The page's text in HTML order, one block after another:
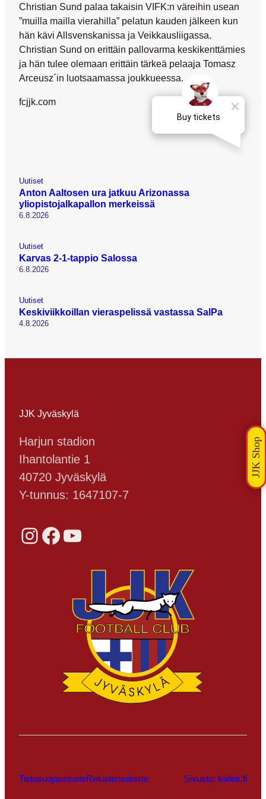
Christian Sund palaa takaisin VIFK:n väreihin usean
”muilla mailla vierahilla” pelatun kauden jälkeen kun
hän kävi Allsvenskanissa ja Veikkausliigassa.
Christian Sund on erittäin pallovarma keskikenttämies
ja hän tulee olemaan erittäin tärkeä pelaaja Tomasz
Arceusz´in luotsaamassa joukkueessa.
fcjjk.com
Uutiset
Anton Aaltosen ura jatkuu Arizonassa
yliopistojalkapallon merkeissä
6.8.2026
Uutiset
Karvas 2-1-tappio Salossa
6.8.2026
Uutiset
Keskiviikkoillan vieraspelissä vastassa SalPa
4.8.2026
JJK Jyväskylä
Harjun stadion
Ihantolantie 1
40720 Jyväskylä
Y-tunnus: 1647107-7
Instagram Facebook YouTube
TietosuojaselosteRekisteriseloste Sivusto: kallek.fi